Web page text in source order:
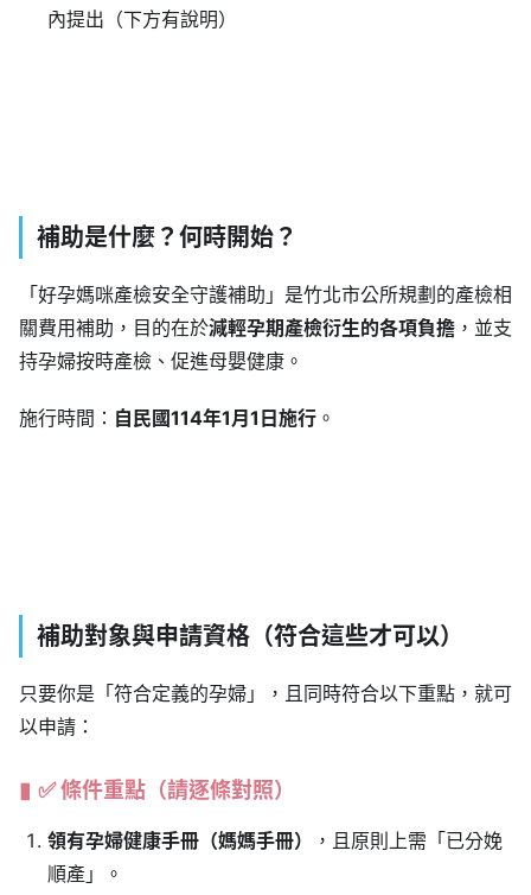
內提出（下方有說明）
補助是什麼？何時開始？
「好孕媽咪產檢安全守護補助」是竹北市公所規劃的產檢相
關費用補助，目的在於減輕孕期產檢衍生的各項負擔 ，並支
持孕婦按時產檢、促進母嬰健康。
施行時間： 自民國114年1月1日施行 。
補助對象與申請資格（符合這些才可以）
只要你是「符合定義的孕婦」，且同時符合以下重點，就可
以申請：
✅ 條件重點（請逐條對照）
領有孕婦健康手冊（媽媽手冊）
，且原則上需「已分娩
順產」。